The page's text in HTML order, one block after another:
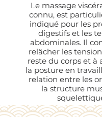
Le massage
connu, est
indiqué pour les
digestifs et les
abdominales. Il
relâcher les
reste du corps et à
la posture en
relation entre les
la structure